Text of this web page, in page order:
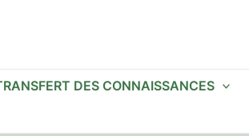
DES CONNAISSANCES